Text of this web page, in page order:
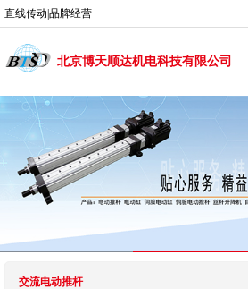
直线传动|品牌经营
北京博天顺达机电科技有限公司
交流电动推杆